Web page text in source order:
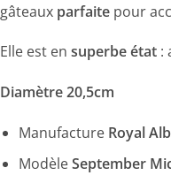
gâteaux parfaite pour
Elle est en superbe état :
Diamètre 20,5cm
Manufacture Royal
ModèleSeptember